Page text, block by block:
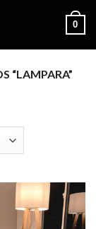
0
“LAMPARA”